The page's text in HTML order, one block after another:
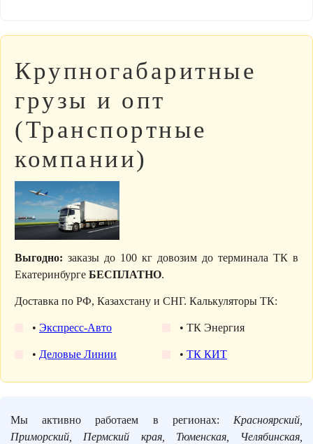
Крупногабаритные
грузы и опт
(Транспортные
компании)
Выгодно: заказы до 100 кг довозим до терминала ТК в
Екатеринбурге БЕСПЛАТНО.
Доставка по РФ, Казахстану и СНГ. Калькуляторы ТК:
• Экспресс-Авто
• Деловые Линии
• ТК Энергия
• ТК КИТ
Мы активно работаем в регионах: Красноярский,
Приморский, Пермский края, Тюменская, Челябинская,